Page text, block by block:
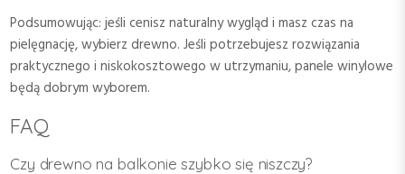
Podsumowując: jeśli cenisz naturalny wygląd i masz czas na
pielęgnację, wybierz drewno. Jeśli potrzebujesz rozwiązania
praktycznego i niskokosztowego w utrzymaniu, panele winylowe
będą dobrym wyborem.
FAQ
Czy drewno na balkonie szybko się niszczy?